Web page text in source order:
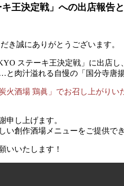
王決定戦」への出店報告
き誠にありがとうございます。
ステーキ王決定戦」に出店し
肉汁溢れる自慢の「国分寺唐
火酒場 鶏眞」でお召し上がりい
申し上げます。
い創作酒場メニューをご提供で
いいたします！